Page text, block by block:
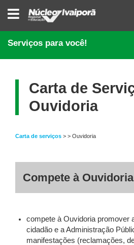
NÚCLEO
REGIONAL
EDUCAÇÃO
DE
IVAIPORÃ
Serviços para você!
Carta de
Ouvidoria
Carta de serviços > > Ouvidoria
Compete à Ouvidoria
compete à Ouvidoria promover
cidadão e a Administração
manifestações (reclamações,